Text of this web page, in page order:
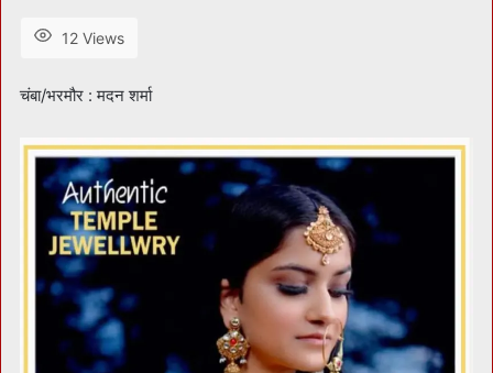
12 Views
चंबा/भरमौर : मदन शर्मा